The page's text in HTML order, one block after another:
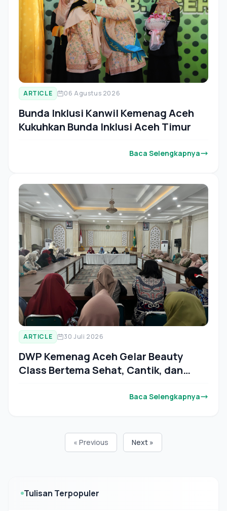
ARTICLE 06 Agustus 2026
Bunda Inklusi Kanwil Kemenag Aceh
Kukuhkan Bunda Inklusi Aceh Timur
Baca Selengkapnya
ARTICLE 30 Juli 2026
DWP Kemenag Aceh Gelar Beauty
Class Bertema Sehat, Cantik, dan
Baca Selengkapnya
« Previous Next »
Tulisan Terpopuler